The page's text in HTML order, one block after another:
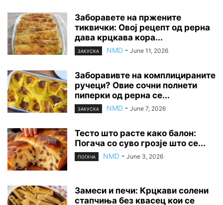
Заборавете на пржените
тиквички: Овој рецепт од рерна
дава крцкава кора...
ЗАКУСКА NMD - June 11, 2026
Заборавивте на комплицираните
ручеци? Овие сочни полнети
пиперки од рерна се...
ЗАКУСКА NMD - June 7, 2026
Тесто што расте како балон:
Погача со суво грозје што се...
ПОГАЧА NMD - June 3, 2026
Замеси и печи: Крцкави солени
стапчиња без квасец кои се